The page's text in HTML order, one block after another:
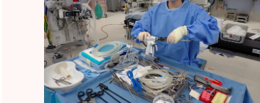
倫理を重視しています
る」だけじゃない
う向き合うかを共に育てる病院です
て・体験してみてください